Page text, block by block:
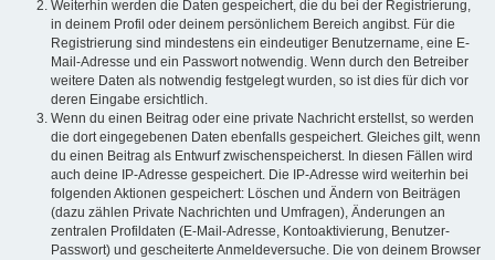
Weiterhin werden die Daten gespeichert, die du bei der Registrierung,
in deinem Profil oder deinem persönlichem Bereich angibst. Für die
Registrierung sind mindestens ein eindeutiger Benutzername, eine E-
Mail-Adresse und ein Passwort notwendig. Wenn durch den Betreiber
weitere Daten als notwendig festgelegt wurden, so ist dies für dich vor
deren Eingabe ersichtlich.
Wenn du einen Beitrag oder eine private Nachricht erstellst, so werden
die dort eingegebenen Daten ebenfalls gespeichert. Gleiches gilt, wenn
du einen Beitrag als Entwurf zwischenspeicherst. In diesen Fällen wird
auch deine IP-Adresse gespeichert. Die IP-Adresse wird weiterhin bei
folgenden Aktionen gespeichert: Löschen und Ändern von Beiträgen
(dazu zählen Private Nachrichten und Umfragen), Änderungen an
zentralen Profildaten (E-Mail-Adresse, Kontoaktivierung, Benutzer-
Passwort) und gescheiterte Anmeldeversuche. Die von deinem Browser